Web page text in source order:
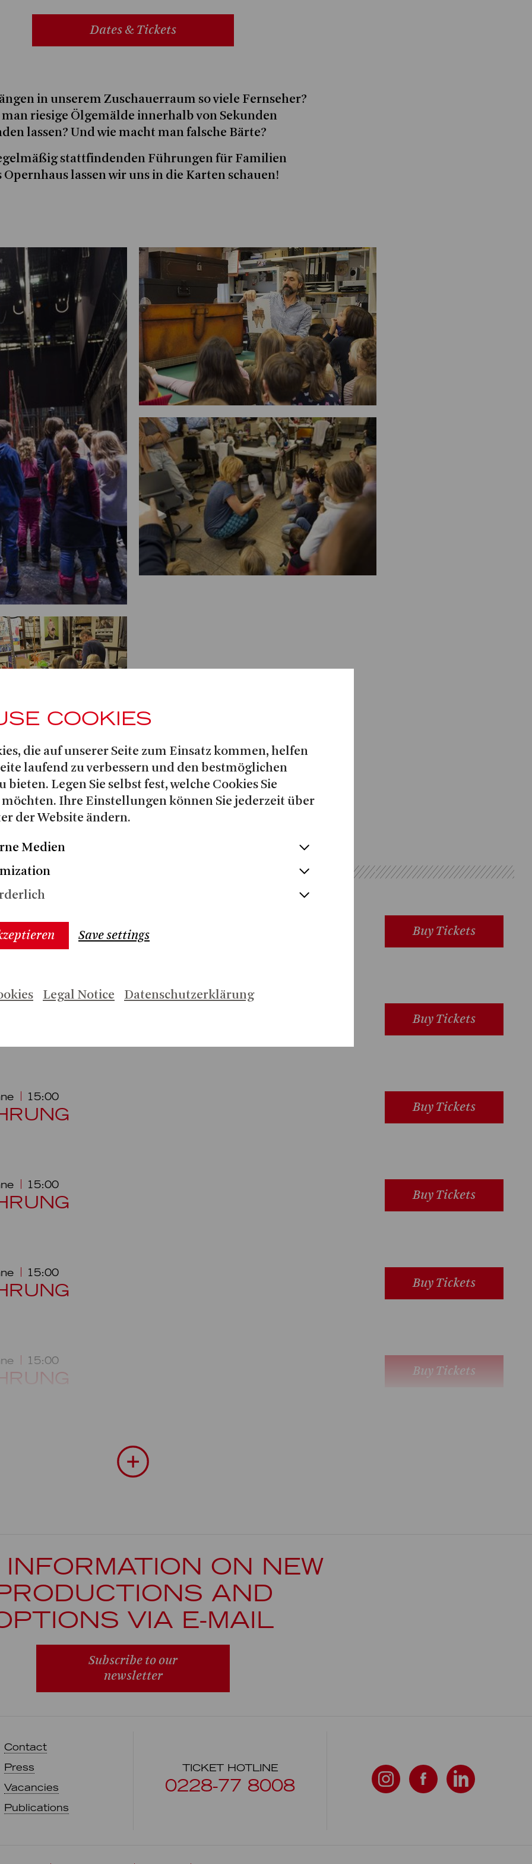
Dates & Tickets
in unserem Zuschauerraum so viele Fernseher?
riesige Ölgemälde innerhalb von Sekunden
lassen? Und wie macht man falsche Bärte?
stattfindenden Führungen für Familien
Opernhaus lassen wir uns in die Karten schauen!
15:00
Buy Tickets
Buy Tickets
15:00
Buy Tickets
15:00
Buy Tickets
15:00
Buy Tickets
15:00
Buy Tickets
ON NEW
AND
VIA E-MAIL
Subscribe to our
newsletter
Contact
Press
Vacancies
Publications
TICKET HOTLINE
0228-77 8008
COOKIES
die auf unserer Seite zum Einsatz kommen, helfen
laufend zu verbessern und den bestmöglichen
bieten. Legen Sie selbst fest, welche Cookies Sie
möchten. Ihre Einstellungen können Sie jederzeit über
der Website ändern.
Medien
Save settings
Legal Notice Datenschutzerklärung